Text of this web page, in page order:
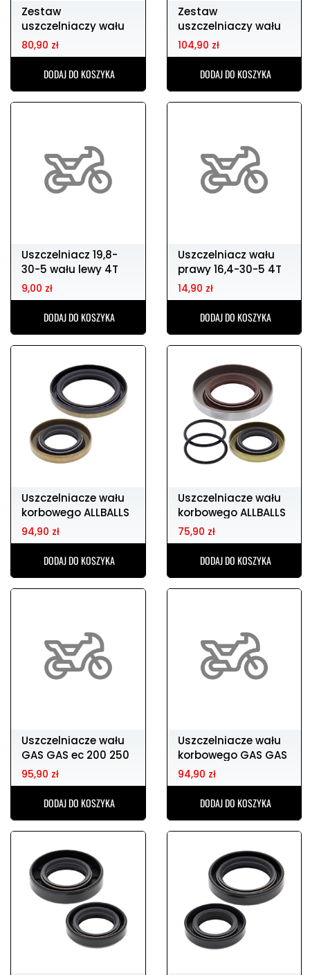
Zestaw
uszczelniaczy wału
korbowego dt125r
80,90 zł
DODAJ DO KOSZYKA
Zestaw
uszczelniaczy wału
korbowego kx250
08-00
104,90 zł
DODAJ DO KOSZYKA
Uszczelniacz 19,8-
30-5 wału lewy 4T
9,00 zł
DODAJ DO KOSZYKA
Uszczelniacz wału
prawy 16,4-30-5 4T
14,90 zł
DODAJ DO KOSZYKA
Uszczelniacze wału
korbowego ALLBALLS
GAS GAS ec
94,90 zł
DODAJ DO KOSZYKA
Uszczelniacze wału
korbowego ALLBALLS
GAS GAS ec2
75,90 zł
DODAJ DO KOSZYKA
Uszczelniacze wału
GAS GAS ec 200 250
300
95,90 zł
DODAJ DO KOSZYKA
Uszczelniacze wału
korbowego GAS GAS
ec250 '03-'13
94,90 zł
DODAJ DO KOSZYKA